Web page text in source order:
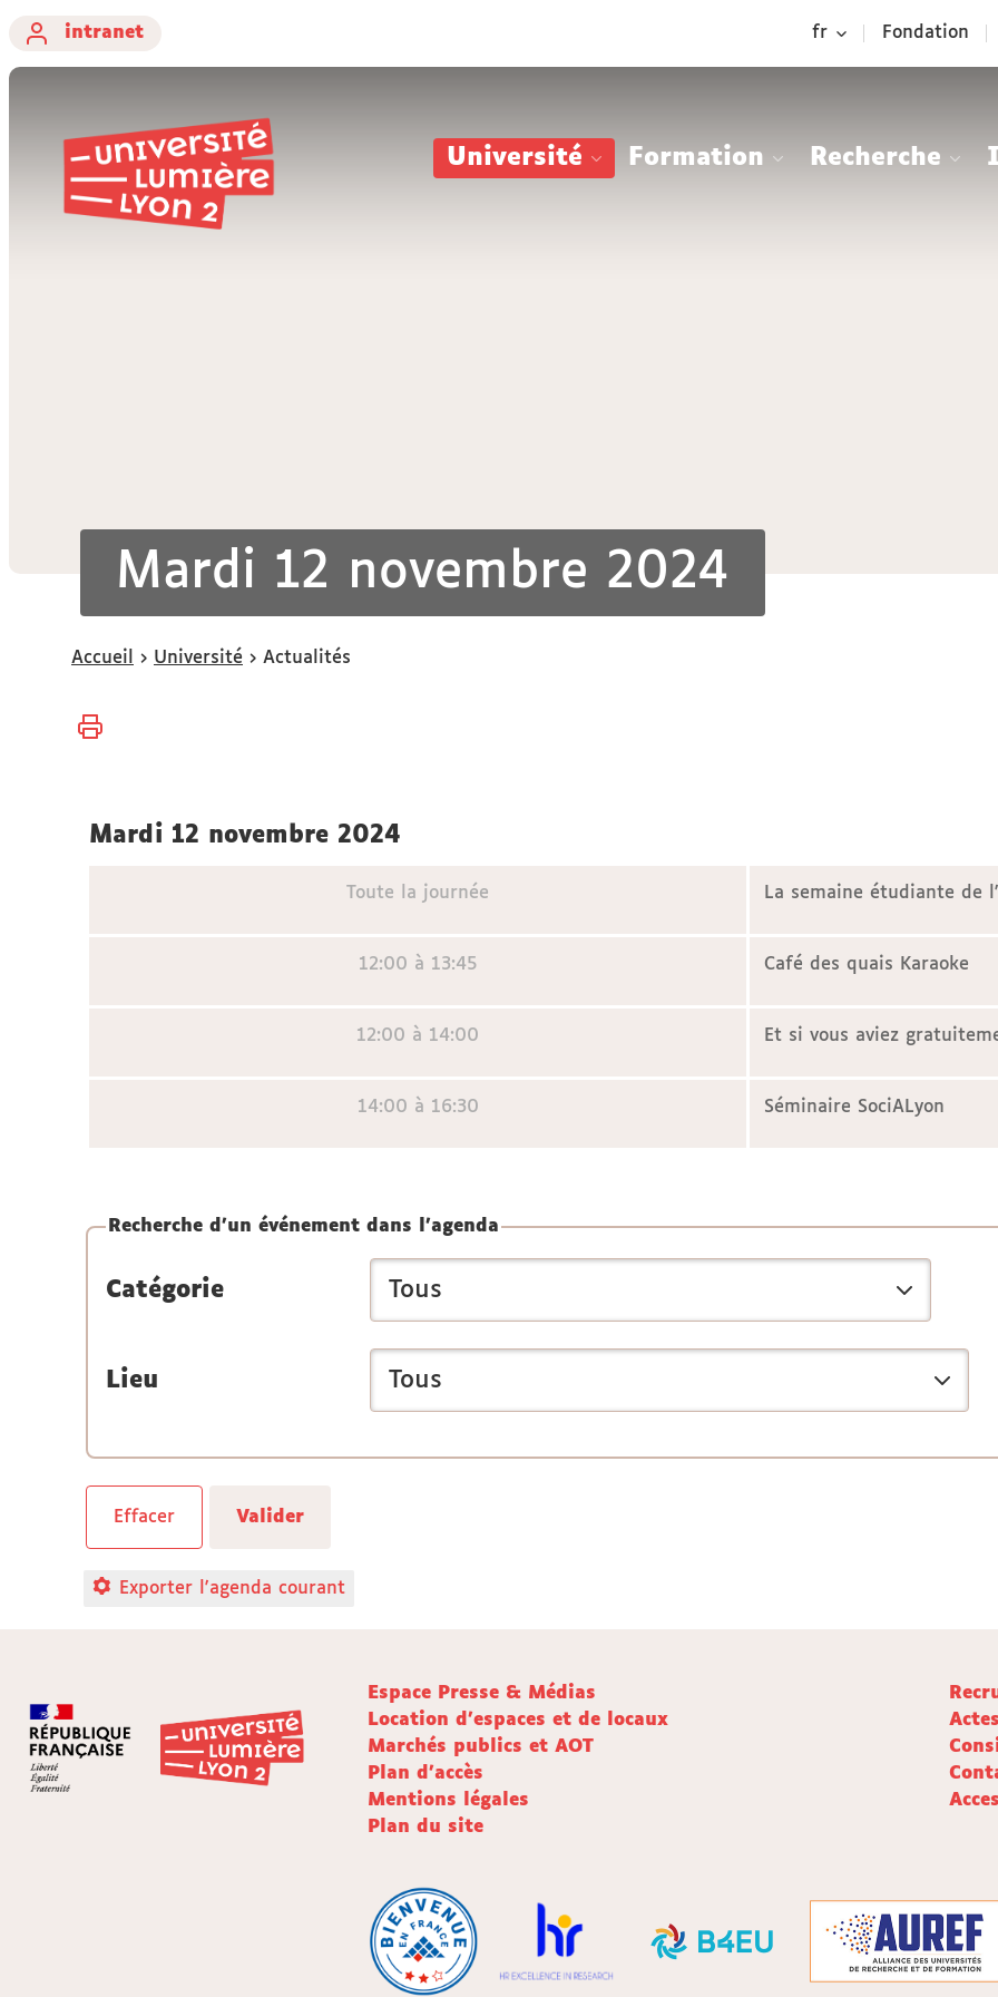
contenu
intranet
fr Fondation
Université Formation Recherche
Mardi 12 novembre 2024
Vous
ici :
Accueil Université Actualités
mardi 12 novembre 2024
Toute la journée La semaine étudiante de
12:00 à 13:45 Café des quais Karaoke
12:00 à 14:00 Et si vous aviez
14:00 à 16:30 Séminaire SociALyon
Recherche d'un événement dans l'agenda
Catégorie
Lieu
Exporter l'agenda courant
Espace Presse & Médias
Location d'espaces et de locaux
Marchés publics et AOT
Plan d'accès
Mentions légales
Plan du site